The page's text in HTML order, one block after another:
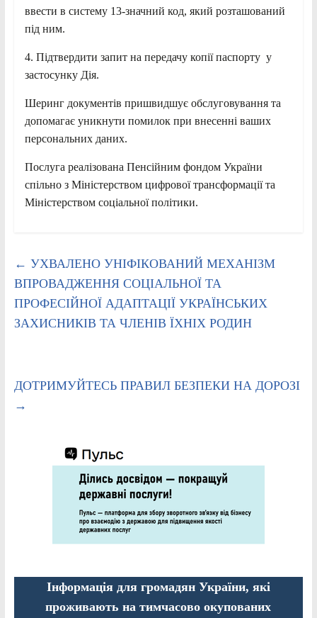
ввести в систему 13-значний код, який розташований
під ним.
4. Підтвердити запит на передачу копії паспорту у
застосунку Дія.
Шеринг документів пришвидшує обслуговування та
допомагає уникнути помилок при внесенні ваших
персональних даних.
Послуга реалізована Пенсійним фондом України
спільно з Міністерством цифрової трансформації та
Міністерством соціальної політики.
← УХВАЛЕНО УНІФІКОВАНИЙ МЕХАНІЗМ
ВПРОВАДЖЕННЯ СОЦІАЛЬНОЇ ТА
ПРОФЕСІЙНОЇ АДАПТАЦІЇ УКРАЇНСЬКИХ
ЗАХИСНИКІВ ТА ЧЛЕНІВ ЇХНІХ РОДИН
ДОТРИМУЙТЕСЬ ПРАВИЛ БЕЗПЕКИ НА ДОРОЗІ
→
Інформація для громадян України, які
проживають на тимчасово окупованих